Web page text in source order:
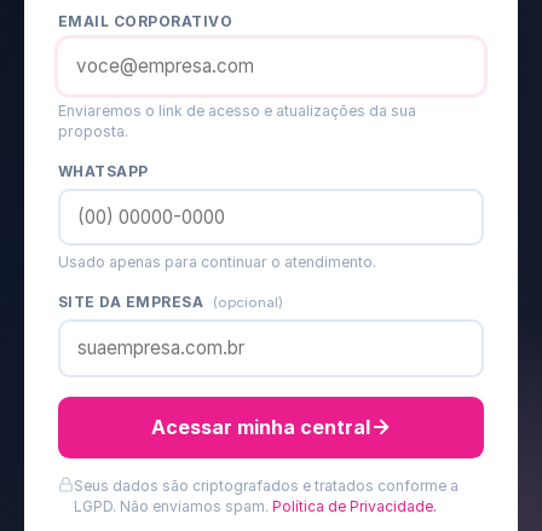
EMAIL CORPORATIVO
Enviaremos o link de acesso e atualizações da sua
proposta.
WHATSAPP
Usado apenas para continuar o atendimento.
SITE DA EMPRESA (opcional)
Acessar minha central
Seus dados são criptografados e tratados conforme a
LGPD. Não enviamos spam. Política de Privacidade.